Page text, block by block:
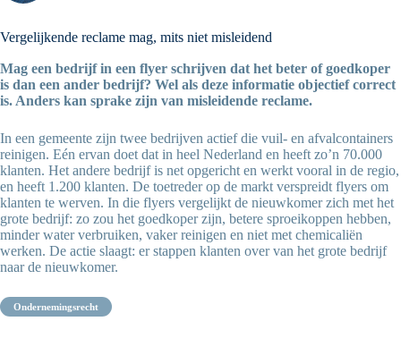
Vergelijkende reclame mag, mits niet misleidend
Mag een bedrijf in een flyer schrijven dat het beter of goedkoper
is dan een ander bedrijf? Wel als deze informatie objectief correct
is. Anders kan sprake zijn van misleidende reclame.
In een gemeente zijn twee bedrijven actief die vuil- en afvalcontainers
reinigen. Eén ervan doet dat in heel Nederland en heeft zo’n 70.000
klanten. Het andere bedrijf is net opgericht en werkt vooral in de regio,
en heeft 1.200 klanten. De toetreder op de markt verspreidt flyers om
klanten te werven. In die flyers vergelijkt de nieuwkomer zich met het
grote bedrijf: zo zou het goedkoper zijn, betere sproeikoppen hebben,
minder water verbruiken, vaker reinigen en niet met chemicaliën
werken. De actie slaagt: er stappen klanten over van het grote bedrijf
naar de nieuwkomer.
ondernemingsrecht